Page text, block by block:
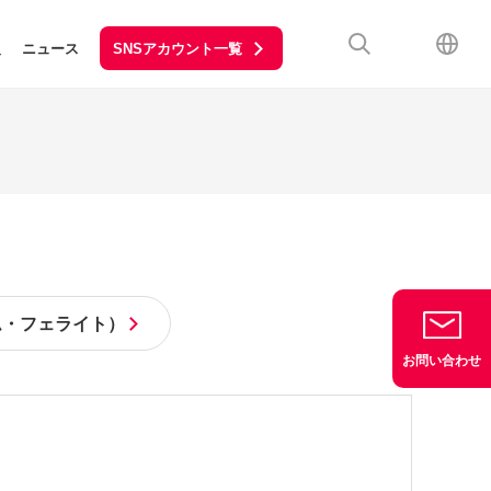
ニュース SNSアカウント一覧
フェライト）
お問い合わせ